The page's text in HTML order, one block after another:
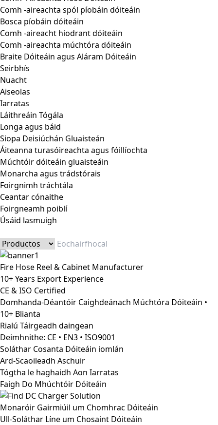
Comh -aireachta spól píobáin dóiteáin
Bosca píobáin dóiteáin
Comh -aireacht hiodrant dóiteáin
Comh -aireachta múchtóra dóiteáin
Braite Dóiteáin agus Aláram Dóiteáin
Seirbhís
Nuacht
Aiseolas
Iarratas
Láithreáin Tógála
Longa agus báid
Siopa Deisiúchán Gluaisteán
Áiteanna turasóireachta agus fóillíochta
Múchtóir dóiteáin gluaisteáin
Monarcha agus trádstórais
Foirgnimh tráchtála
Ceantar cónaithe
Foirgneamh poiblí
Úsáid lasmuigh
Fire Hose Reel & Cabinet Manufacturer
10+ Years Export Experience
CE & ISO Certified
Domhanda-Déantóir Caighdeánach Múchtóra Dóiteáin •
10+ Blianta
Rialú Táirgeadh daingean
Deimhnithe: CE • EN3 • ISO9001
Soláthar Cosanta Dóiteáin iomlán
Ard-Scaoileadh Aschuir
Tógtha le haghaidh Aon Iarratas
Faigh Do Mhúchtóir Dóiteáin
Monaróir Gairmiúil um Chomhrac Dóiteáin
Ull-Soláthar Líne um Chosaint Dóiteáin